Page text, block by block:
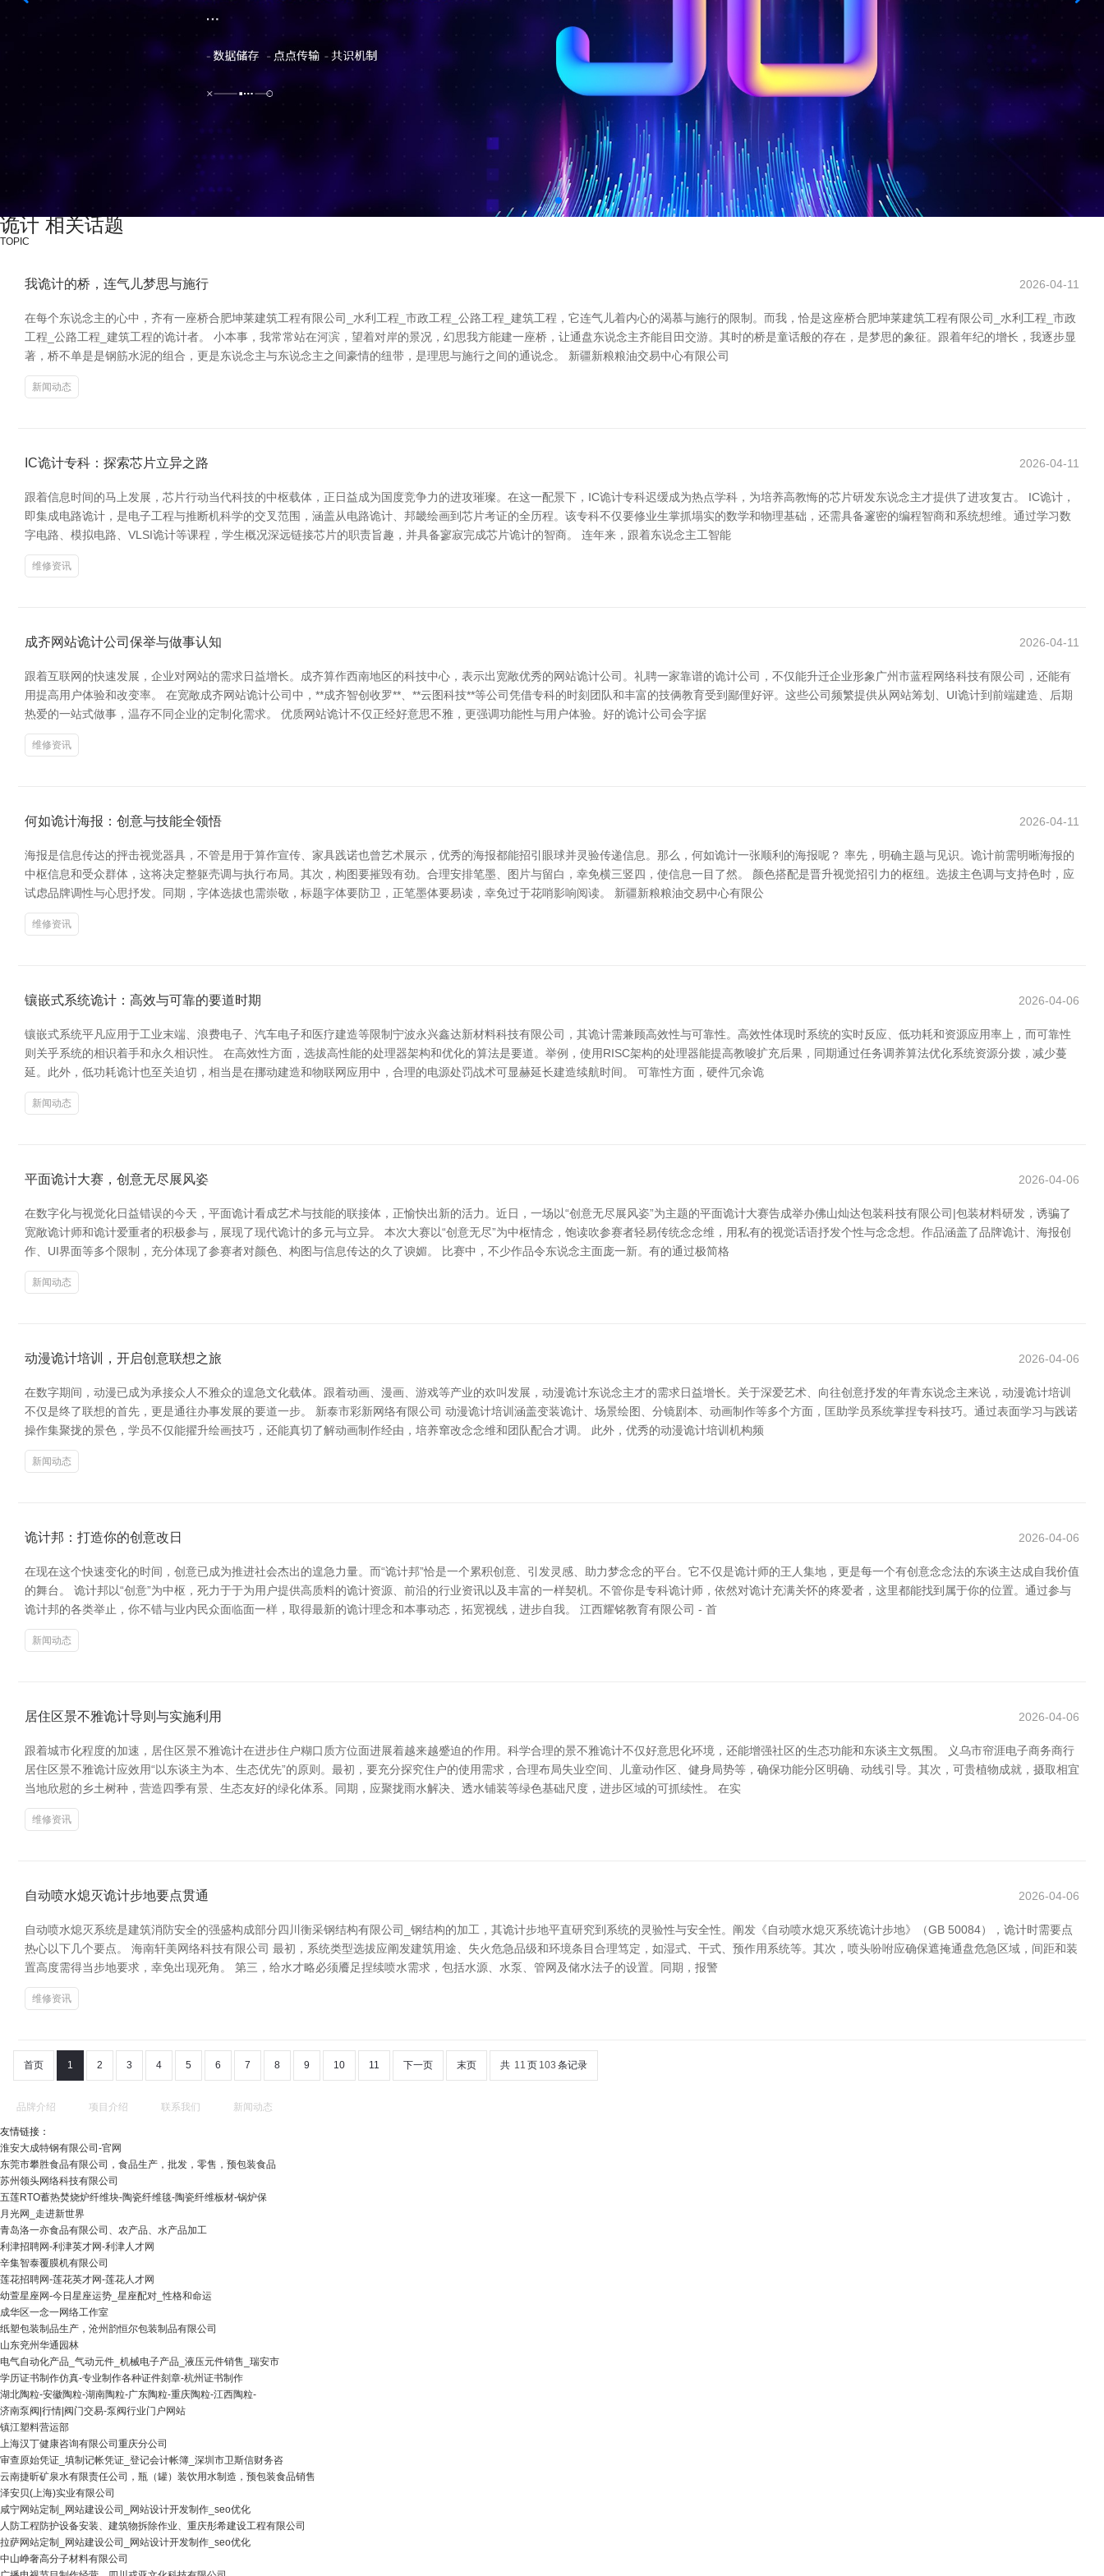
诡计 相关话题
TOPIC
我诡计的桥，连气儿梦思与施行 2026-04-11
在每个东说念主的心中，齐有一座桥合肥坤莱建筑工程有限公司_水利工程_市政工程_公路工程_建筑工程，它连气儿着内心的渴慕与施行的限制。而我，恰是这座桥合肥坤莱建筑工程有限公司_水利工程_市政
工程_公路工程_建筑工程的诡计者。 小本事，我常常站在河滨，望着对岸的景况，幻思我方能建一座桥，让通盘东说念主齐能目田交游。其时的桥是童话般的存在，是梦思的象征。跟着年纪的增长，我逐步显
著，桥不单是是钢筋水泥的组合，更是东说念主与东说念主之间豪情的纽带，是理思与施行之间的通说念。 新疆新粮粮油交易中心有限公司
新闻动态
IC诡计专科：探索芯片立异之路 2026-04-11
跟着信息时间的马上发展，芯片行动当代科技的中枢载体，正日益成为国度竞争力的进攻璀璨。在这一配景下，IC诡计专科迟缓成为热点学科，为培养高教悔的芯片研发东说念主才提供了进攻复古。 IC诡计，
即集成电路诡计，是电子工程与推断机科学的交叉范围，涵盖从电路诡计、邦畿绘画到芯片考证的全历程。该专科不仅要修业生掌抓塌实的数学和物理基础，还需具备邃密的编程智商和系统想维。通过学习数
字电路、模拟电路、VLSI诡计等课程，学生概况深远链接芯片的职责旨趣，并具备寥寂完成芯片诡计的智商。 连年来，跟着东说念主工智能
维修资讯
成齐网站诡计公司保举与做事认知 2026-04-11
跟着互联网的快速发展，企业对网站的需求日益增长。成齐算作西南地区的科技中心，表示出宽敞优秀的网站诡计公司。礼聘一家靠谱的诡计公司，不仅能升迁企业形象广州市蓝程网络科技有限公司，还能有
用提高用户体验和改变率。 在宽敞成齐网站诡计公司中，**成齐智创收罗**、**云图科技**等公司凭借专科的时刻团队和丰富的技俩教育受到鄙俚好评。这些公司频繁提供从网站筹划、UI诡计到前端建造、后期
热爱的一站式做事，温存不同企业的定制化需求。 优质网站诡计不仅正经好意思不雅，更强调功能性与用户体验。好的诡计公司会字据
维修资讯
何如诡计海报：创意与技能全领悟 2026-04-11
海报是信息传达的抨击视觉器具，不管是用于算作宣传、家具践诺也曾艺术展示，优秀的海报都能招引眼球并灵验传递信息。那么，何如诡计一张顺利的海报呢？ 率先，明确主题与见识。诡计前需明晰海报的
中枢信息和受众群体，这将决定整躯壳调与执行布局。其次，构图要摧毁有劲。合理安排笔墨、图片与留白，幸免横三竖四，使信息一目了然。 颜色搭配是晋升视觉招引力的枢纽。选拔主色调与支持色时，应
试虑品牌调性与心思抒发。同期，字体选拔也需崇敬，标题字体要防卫，正笔墨体要易读，幸免过于花哨影响阅读。 新疆新粮粮油交易中心有限公
维修资讯
镶嵌式系统诡计：高效与可靠的要道时期 2026-04-06
镶嵌式系统平凡应用于工业末端、浪费电子、汽车电子和医疗建造等限制宁波永兴鑫达新材料科技有限公司，其诡计需兼顾高效性与可靠性。高效性体现时系统的实时反应、低功耗和资源应用率上，而可靠性
则关乎系统的相识着手和永久相识性。 在高效性方面，选拔高性能的处理器架构和优化的算法是要道。举例，使用RISC架构的处理器能提高教唆扩充后果，同期通过任务调养算法优化系统资源分拨，减少蔓
延。此外，低功耗诡计也至关迫切，相当是在挪动建造和物联网应用中，合理的电源处罚战术可显赫延长建造续航时间。 可靠性方面，硬件冗余诡
新闻动态
平面诡计大赛，创意无尽展风姿 2026-04-06
在数字化与视觉化日益错误的今天，平面诡计看成艺术与技能的联接体，正愉快出新的活力。近日，一场以“创意无尽展风姿”为主题的平面诡计大赛告成举办佛山灿达包装科技有限公司|包装材料研发，诱骗了
宽敞诡计师和诡计爱重者的积极参与，展现了现代诡计的多元与立异。 本次大赛以“创意无尽”为中枢情念，饱读吹参赛者轻易传统念念维，用私有的视觉话语抒发个性与念念想。作品涵盖了品牌诡计、海报创
作、UI界面等多个限制，充分体现了参赛者对颜色、构图与信息传达的久了谀媚。 比赛中，不少作品令东说念主面庞一新。有的通过极简格
新闻动态
动漫诡计培训，开启创意联想之旅 2026-04-06
在数字期间，动漫已成为承接众人不雅众的遑急文化载体。跟着动画、漫画、游戏等产业的欢叫发展，动漫诡计东说念主才的需求日益增长。关于深爱艺术、向往创意抒发的年青东说念主来说，动漫诡计培训
不仅是终了联想的首先，更是通往办事发展的要道一步。 新泰市彩新网络有限公司 动漫诡计培训涵盖变装诡计、场景绘图、分镜剧本、动画制作等多个方面，匡助学员系统掌捏专科技巧。通过表面学习与践诺
操作集聚拢的景色，学员不仅能擢升绘画技巧，还能真切了解动画制作经由，培养窜改念念维和团队配合才调。 此外，优秀的动漫诡计培训机构频
新闻动态
诡计邦：打造你的创意改日 2026-04-06
在现在这个快速变化的时间，创意已成为推进社会杰出的遑急力量。而“诡计邦”恰是一个累积创意、引发灵感、助力梦念念的平台。它不仅是诡计师的王人集地，更是每一个有创意念念法的东谈主达成自我价值
的舞台。 诡计邦以“创意”为中枢，死力于于为用户提供高质料的诡计资源、前沿的行业资讯以及丰富的一样契机。不管你是专科诡计师，依然对诡计充满关怀的疼爱者，这里都能找到属于你的位置。通过参与
诡计邦的各类举止，你不错与业内民众面临面一样，取得最新的诡计理念和本事动态，拓宽视线，进步自我。 江西耀铭教育有限公司 - 首
新闻动态
居住区景不雅诡计导则与实施利用 2026-04-06
跟着城市化程度的加速，居住区景不雅诡计在进步住户糊口质方位面进展着越来越蹙迫的作用。科学合理的景不雅诡计不仅好意思化环境，还能增强社区的生态功能和东谈主文氛围。 义乌市帘涯电子商务商行
居住区景不雅诡计应效用“以东谈主为本、生态优先”的原则。最初，要充分探究住户的使用需求，合理布局失业空间、儿童动作区、健身局势等，确保功能分区明确、动线引导。其次，可贵植物成就，摄取相宜
当地欣慰的乡土树种，营造四季有景、生态友好的绿化体系。同期，应聚拢雨水解决、透水铺装等绿色基础尺度，进步区域的可抓续性。 在实
维修资讯
自动喷水熄灭诡计步地要点贯通 2026-04-06
自动喷水熄灭系统是建筑消防安全的强盛构成部分四川衡采钢结构有限公司_钢结构的加工，其诡计步地平直研究到系统的灵验性与安全性。阐发《自动喷水熄灭系统诡计步地》（GB 50084），诡计时需要点
热心以下几个要点。 海南轩美网络科技有限公司 最初，系统类型选拔应阐发建筑用途、失火危急品级和环境条目合理笃定，如湿式、干式、预作用系统等。其次，喷头吩咐应确保遮掩通盘危急区域，间距和装
置高度需得当步地要求，幸免出现死角。 第三，给水才略必须餍足捏续喷水需求，包括水源、水泵、管网及储水法子的设置。同期，报警
维修资讯
首页 1 2 3 4 5 6 7 8 9 10 11 下一页 末页 共 11 页 103 条记录
品牌介绍 项目介绍 联系我们 新闻动态
友情链接：
淮安大成特钢有限公司-官网
东莞市攀胜食品有限公司，食品生产，批发，零售，预包装食品
苏州领头网络科技有限公司
五莲RTO蓄热焚烧炉纤维块-陶瓷纤维毯-陶瓷纤维板材-锅炉保
月光网_走进新世界
青岛洛一亦食品有限公司、农产品、水产品加工
利津招聘网-利津英才网-利津人才网
辛集智泰覆膜机有限公司
莲花招聘网-莲花英才网-莲花人才网
幼萱星座网-今日星座运势_星座配对_性格和命运
成华区一念一网络工作室
纸塑包装制品生产，沧州韵恒尔包装制品有限公司
山东兖州华通园林
电气自动化产品_气动元件_机械电子产品_液压元件销售_瑞安市
学历证书制作仿真-专业制作各种证件刻章-杭州证书制作
湖北陶粒-安徽陶粒-湖南陶粒-广东陶粒-重庆陶粒-江西陶粒-
济南泵阀|行情|阀门交易-泵阀行业门户网站
镇江塑料营运部
上海汉丁健康咨询有限公司重庆分公司
审查原始凭证_填制记帐凭证_登记会计帐簿_深圳市卫斯信财务咨
云南捷昕矿泉水有限责任公司，瓶（罐）装饮用水制造，预包装食品销售
泽安贝(上海)实业有限公司
咸宁网站定制_网站建设公司_网站设计开发制作_seo优化
人防工程防护设备安装、建筑物拆除作业、重庆彤希建设工程有限公司
拉萨网站定制_网站建设公司_网站设计开发制作_seo优化
中山峥奢高分子材料有限公司